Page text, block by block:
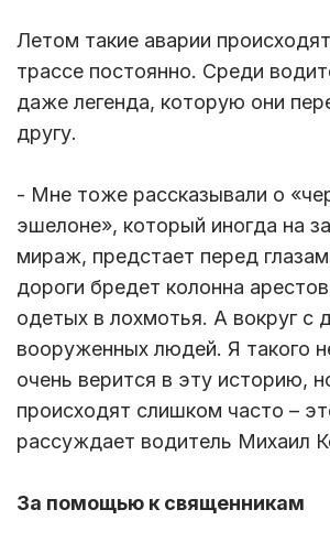
Летом такие аварии
трассе постоянно. Среди
даже легенда, которую они
другу.
- Мне тоже рассказывали о
эшелоне», который иногда на
мираж, предстает перед
дороги бредет колонна
одетых в лохмотья. А вокруг с
вооруженных людей. Я такого
очень верится в эту историю,
происходят слишком часто –
рассуждает водитель Михаил
За помощью к священникам